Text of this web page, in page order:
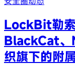
LockBit勒索
BlackCat、
织旗下的附